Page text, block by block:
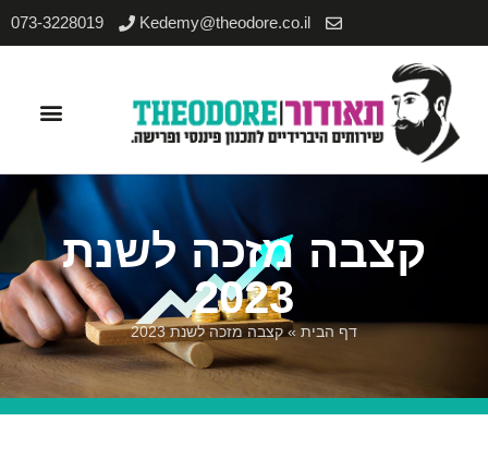
Kedemy@theodore.co.il
073-3228019
קצבה מזכה לשנת
2023
דף הבית » קצבה מזכה לשנת 2023